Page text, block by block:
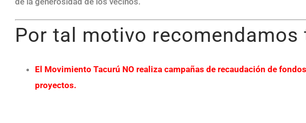
Por tal motivo recomendamos
El Movimiento Tacurú NO realiza campañas de recaudación de
proyectos.